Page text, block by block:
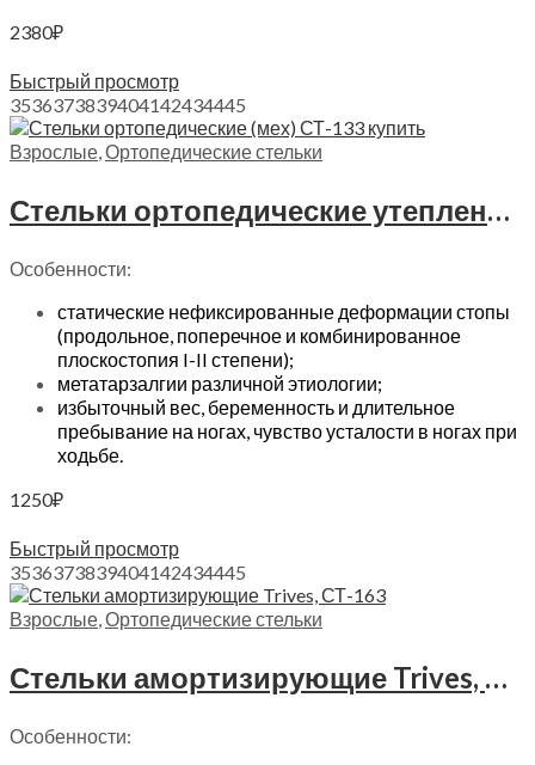
2380₽
Быстрый просмотр
3536373839404142434445
Взрослые Ортопедические стельки
Стельки ортопедические утепленные шерстяные Trives, СТ-133
Особенности:
статические нефиксированные деформации стопы
(продольное, поперечное и комбинированное
плоскостопия I-II степени);
метатарзалгии различной этиологии;
избыточный вес, беременность и длительное
пребывание на ногах, чувство усталости в ногах при
ходьбе.
1250₽
Быстрый просмотр
3536373839404142434445
Взрослые Ортопедические стельки
Стельки амортизирующие Trives, СТ-163
Особенности: